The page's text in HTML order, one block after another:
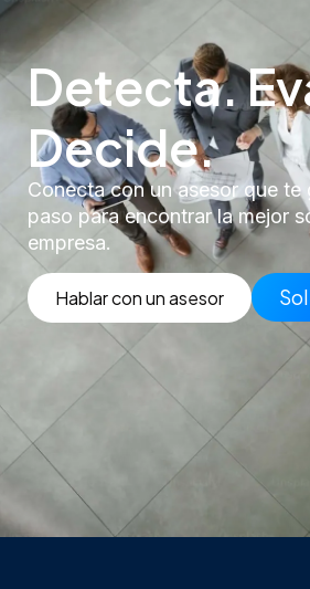
Detecta.
Decide.
Conecta con un asesor que te
paso para encontrar la mejor
empresa.
Hablar con un asesor